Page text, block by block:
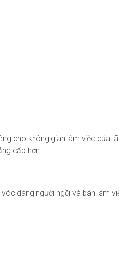
cho không gian làm việc của
cấp hơn.
dáng người ngồi và bàn làm